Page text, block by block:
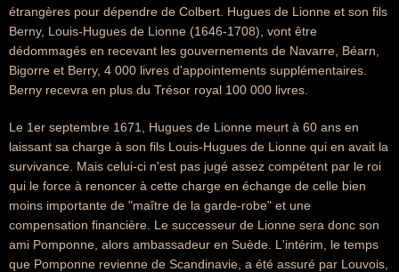
étrangères pour dépendre de Colbert. Hugues de Lionne et son fils
Berny, Louis-Hugues de Lionne (1646-1708), vont être
dédommagés en recevant les gouvernements de Navarre, Béarn,
Bigorre et Berry, 4 000 livres d'appointements supplémentaires.
Berny recevra en plus du Trésor royal 100 000 livres.
Le 1er septembre 1671, Hugues de Lionne meurt à 60 ans en
laissant sa charge à son fils Louis-Hugues de Lionne qui en avait la
survivance. Mais celui-ci n'est pas jugé assez compétent par le roi
qui le force à renoncer à cette charge en échange de celle bien
moins importante de "maître de la garde-robe" et une
compensation financière. Le successeur de Lionne sera donc son
ami Pomponne, alors ambassadeur en Suède. L'intérim, le temps
que Pomponne revienne de Scandinavie, a été assuré par Louvois,